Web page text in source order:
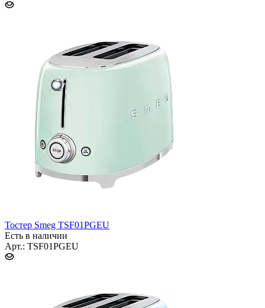
Тостер Smeg TSF01PGEU
Есть в наличии
Арт.: TSF01PGEU